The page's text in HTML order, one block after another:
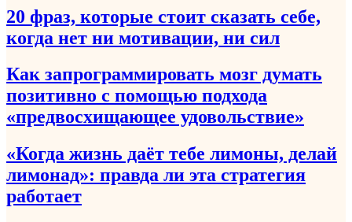
20 фраз, которые стоит сказать себе,
когда нет ни мотивации, ни сил
Как запрограммировать мозг думать
позитивно с помощью подхода
«предвосхищающее удовольствие»
«Когда жизнь даёт тебе лимоны, делай
лимонад»: правда ли эта стратегия
работает